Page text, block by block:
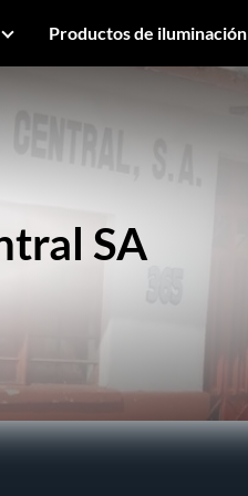
Productos de iluminación
SA